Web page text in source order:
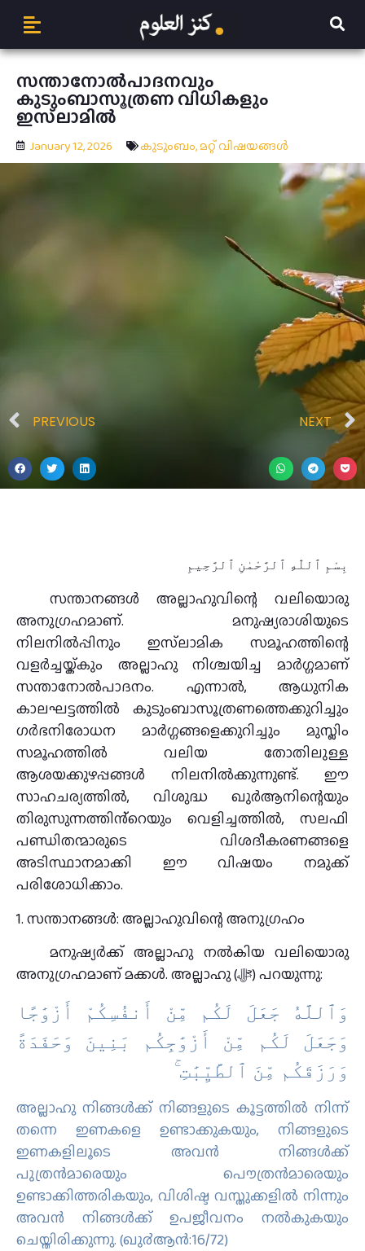
സന്താനോൽപാദനവും
കുടുംബാസൂത്രണ വിധികളും
ഇസ്‌ലാമിൽ
January 12, 2026 കുടുംബം,മറ്റ് വിഷയങ്ങള്‍
PREVIOUS NEXT
بِسْمِ ٱللّٰهِ ٱلرَّحْمٰنِ ٱلرَّحِيمِ
സന്താനങ്ങൾ അല്ലാഹുവിന്റെ വലിയൊരു
അനുഗ്രഹമാണ്. മനുഷ്യരാശിയുടെ
നിലനിൽപ്പിനും ഇസ്‌ലാമിക സമൂഹത്തിന്റെ
വളർച്ചയ്ക്കും അല്ലാഹു നിശ്ചയിച്ച മാർഗ്ഗമാണ്
സന്താനോൽപാദനം. എന്നാൽ, ആധുനിക
കാലഘട്ടത്തിൽ കുടുംബാസൂത്രണത്തെക്കുറിച്ചും
ഗർഭനിരോധന മാർഗ്ഗങ്ങളെക്കുറിച്ചും മുസ്ലിം
സമൂഹത്തിൽ വലിയ തോതിലുള്ള
ആശയക്കുഴപ്പങ്ങൾ നിലനിൽക്കുന്നുണ്ട്. ഈ
സാഹചര്യത്തിൽ, വിശുദ്ധ ഖുർആനിന്റെയും
തിരുസുന്നത്തിൻ്റെയും വെളിച്ചത്തിൽ, സലഫി
പണ്ഡിതന്മാരുടെ വിശദീകരണങ്ങളെ
അടിസ്ഥാനമാക്കി ഈ വിഷയം നമുക്ക്
പരിശോധിക്കാം.
1. സന്താനങ്ങൾ: അല്ലാഹുവിന്റെ അനുഗ്രഹം
മനുഷ്യർക്ക് അല്ലാഹു നൽകിയ വലിയൊരു
അനുഗ്രഹമാണ് മക്കൾ. അല്ലാഹു (ﷻ) പറയുന്നു:
وَٱللَّهُ جَعَلَ لَكُم مِّنْ أَنفُسِكُمْ أَزْوَٰجًا
وَجَعَلَ لَكُم مِّنْ أَزْوَٰجِكُم بَنِينَ وَحَفَدَةً
وَرَزَقَكُم مِّنَ ٱلطَّيِّبَٰتِ ۚ
അല്ലാഹു നിങ്ങള്‍ക്ക് നിങ്ങളുടെ കൂട്ടത്തില്‍ നിന്ന്
തന്നെ ഇണകളെ ഉണ്ടാക്കുകയും, നിങ്ങളുടെ
ഇണകളിലൂടെ അവന്‍ നിങ്ങള്‍ക്ക്
പുത്രന്‍മാരെയും പൌത്രന്‍മാരെയും
ഉണ്ടാക്കിത്തരികയും, വിശിഷ്ട വസ്തുക്കളില്‍ നിന്നും
അവന്‍ നിങ്ങള്‍ക്ക് ഉപജീവനം നല്‍കുകയും
ചെയ്തിരിക്കുന്നു. (ഖു൪ആന്‍:16/72)